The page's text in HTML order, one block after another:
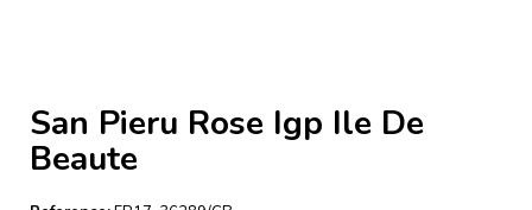
San Pieru Rose Igp Ile De
Beaute